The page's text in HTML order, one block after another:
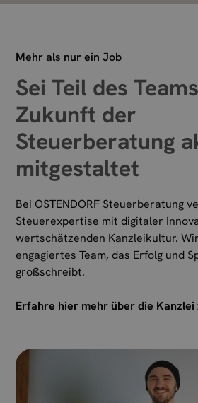
Mehr als nur ein Job
Sei Teil des
Zukunft der
Steuerberatung
mitgestaltet
Bei OSTENDORF Steuerberatung
Steuerexpertise mit digitaler
wertschätzenden Kanzleikultur.
engagiertes Team, das Erfolg und
großschreibt.
Erfahre hier mehr über die Kanzlei